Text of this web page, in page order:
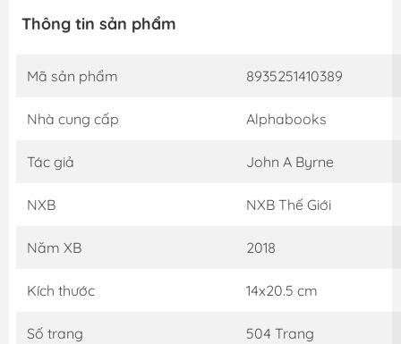
Thông tin sản phẩm
Mã sản phẩm 8935251410389
Nhà cung cấp Alphabooks
Tác giả John A Byrne
NXB NXB Thế Giới
Năm XB 2018
Kích thước 14x20.5 cm
Số trang 504 Trang